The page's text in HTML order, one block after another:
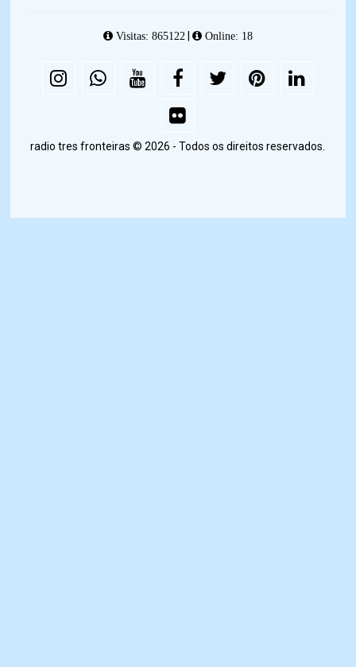
Visitas: 865122 Online: 18
radio tres fronteiras © 2026 - Todos os direitos reservados.